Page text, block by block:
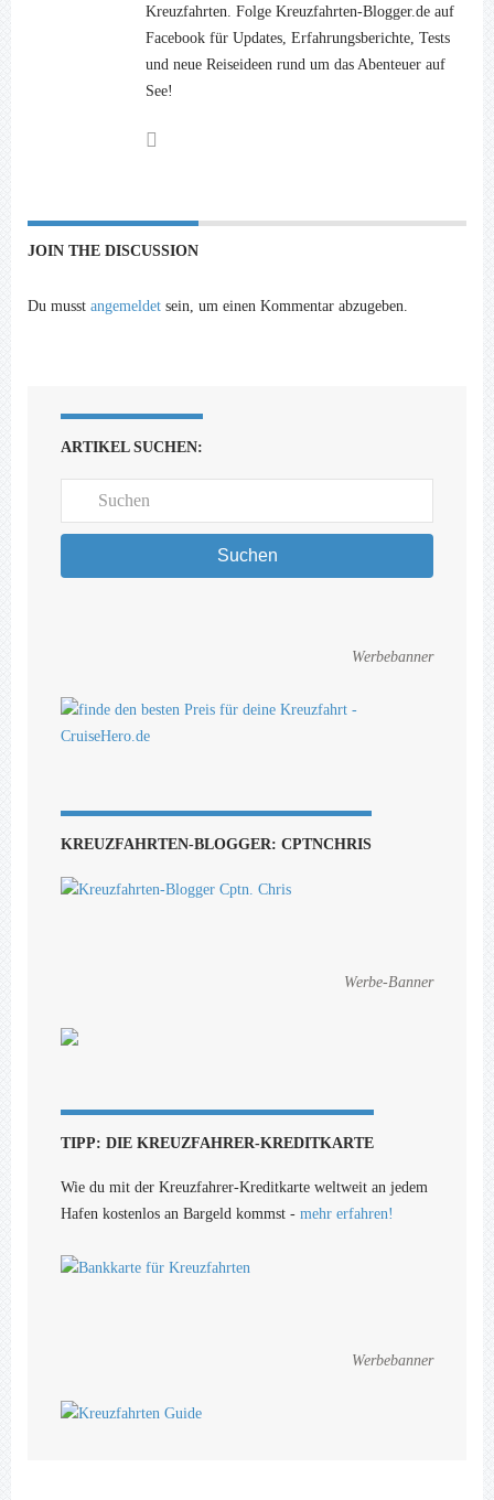
Kreuzfahrten. Folge Kreuzfahrten-Blogger.de auf
Facebook für Updates, Erfahrungsberichte, Tests
und neue Reiseideen rund um das Abenteuer auf
See!
JOIN THE DISCUSSION
Du musst angemeldet sein, um einen Kommentar abzugeben.
ARTIKEL SUCHEN:
Suchen
Werbebanner
KREUZFAHRTEN-BLOGGER: CPTNCHRIS
Werbe-Banner
TIPP: DIE KREUZFAHRER-KREDITKARTE
Wie du mit der Kreuzfahrer-Kreditkarte weltweit an jedem
Hafen kostenlos an Bargeld kommst - mehr erfahren!
Werbebanner